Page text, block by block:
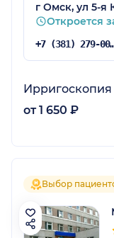
г Омск, ул 5-я
Откроется
+7 (381)
от 1 650 ₽
Выбор